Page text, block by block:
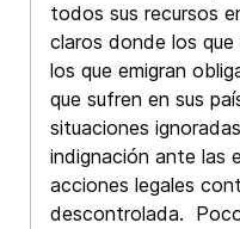
todos sus recursos
claros donde los
los que emigran
que sufren en sus
situaciones
indignación ante las
acciones legales
descontrolada.